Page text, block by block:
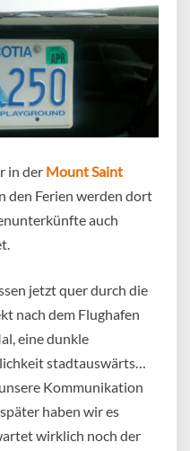
in der Mount Saint
den Ferien werden dort
auch
jetzt quer durch die
nach dem Flughafen
eine dunkle
stadtauswärts…
Kommunikation
haben wir es
wirklich noch der